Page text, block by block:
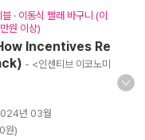
· 이동식 빨래 바구니 (이
원 이상)
Incentives Re
- <인센티브 이코노미
년 03월
원)